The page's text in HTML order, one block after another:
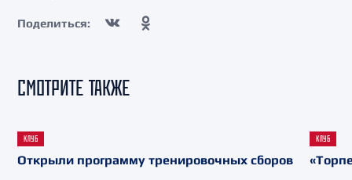
Поделиться:
СМОТРИТЕ ТАКЖЕ
КЛУБ
Открыли программу тренировочных сборов
КЛУБ